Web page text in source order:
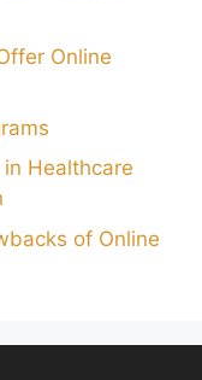
Online
Healthcare
of Online